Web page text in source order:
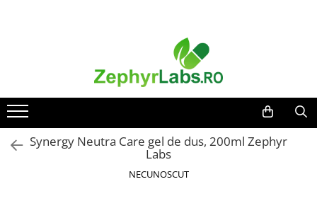
Alimentatie sanatoasa
Alimente
Dieta
Imunitate
Ceaiuri
Altele-Alimentatie sanatoasa
Synergy Neutra Care gel de dus, 200ml Zephyr
Labs
NECUNOSCUT